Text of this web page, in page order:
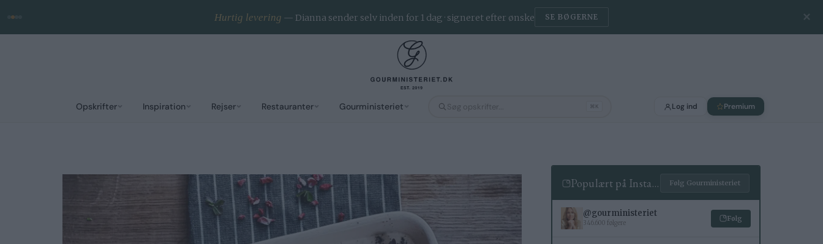
Opskrifter Inspiration Rejser Restauranter Gourministeriet ⌘K Log ind Premium
Hurtig levering — Dianna sender selv inden for 1 dag · signeret efter ønske SE BØGERNE ✕
Populært på Instagram Følg Gourministeriet
@gourministeriet
346.600 følgere
Følg